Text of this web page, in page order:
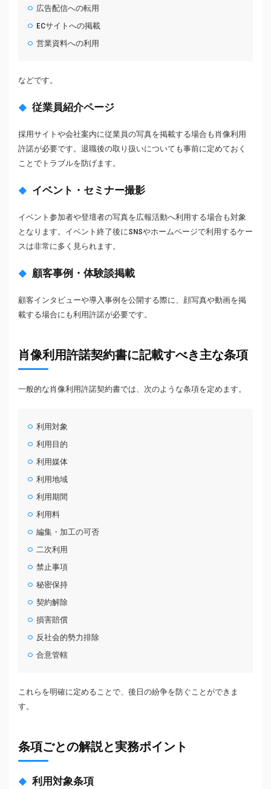
広告配信への転用
ECサイトへの掲載
営業資料への利用
などです。
従業員紹介ページ
採用サイトや会社案内に従業員の写真を掲載する場合も肖像利用
許諾が必要です。退職後の取り扱いについても事前に定めておく
ことでトラブルを防げます。
イベント・セミナー撮影
イベント参加者や登壇者の写真を広報活動へ利用する場合も対象
となります。イベント終了後にSNSやホームページで利用するケー
スは非常に多く見られます。
顧客事例・体験談掲載
顧客インタビューや導入事例を公開する際に、顔写真や動画を掲
載する場合にも利用許諾が必要です。
肖像利用許諾契約書に記載すべき主な条項
一般的な肖像利用許諾契約書では、次のような条項を定めます。
利用対象
利用目的
利用媒体
利用地域
利用期間
利用料
編集・加工の可否
二次利用
禁止事項
秘密保持
契約解除
損害賠償
反社会的勢力排除
合意管轄
これらを明確に定めることで、後日の紛争を防ぐことができま
す。
条項ごとの解説と実務ポイント
利用対象条項